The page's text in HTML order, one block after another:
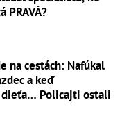
PRAVÁ?
na cestách: Nafúkal
a keď
Policajti ostali